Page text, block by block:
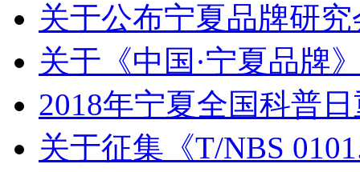
关于公布宁夏品牌研究
关于《中国·宁夏品牌
2018年宁夏全国科普
关于征集《T/NBS